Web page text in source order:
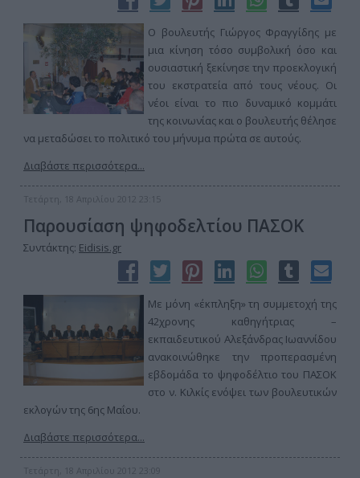
Ο βουλευτής Γιώργος Φραγγίδης με
μια κίνηση τόσο συμβολική όσο και
ουσιαστική ξεκίνησε την προεκλογική
του εκστρατεία από τους νέους. Οι
νέοι είναι το πιο δυναμικό κομμάτι
της κοινωνίας και ο βουλευτής θέλησε
να μεταδώσει το πολιτικό του μήνυμα πρώτα σε αυτούς.
Διαβάστε περισσότερα...
Τετάρτη, 18 Απριλίου 2012 23:15
Παρουσίαση ψηφοδελτίου ΠΑΣΟΚ
Συντάκτης: Eidisis.gr
Με μόνη «έκπληξη» τη συμμετοχή της
42χρονης καθηγήτριας –
εκπαιδευτικού Αλεξάνδρας Ιωαννίδου
ανακοινώθηκε την προπερασμένη
εβδομάδα το ψηφοδέλτιο του ΠΑΣΟΚ
στο ν. Κιλκίς ενόψει των βουλευτικών
εκλογών της 6ης Μαΐου.
Διαβάστε περισσότερα...
Τετάρτη, 18 Απριλίου 2012 23:09